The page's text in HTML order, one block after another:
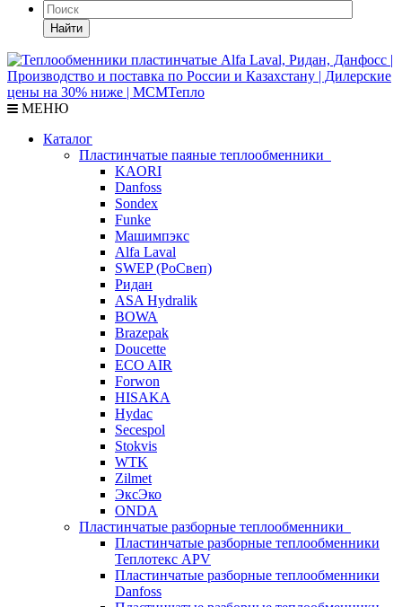
Найти
МЕНЮ
Каталог
Пластинчатые паяные теплообменники
KAORI
Danfoss
Sondex
Funke
Машимпэкс
Alfa Laval
SWEP (РоСвеп)
Ридан
ASA Hydralik
BOWA
Brazepak
Doucette
ECO AIR
Forwon
HISAKA
Hydac
Secespol
Stokvis
WTK
Zilmet
ЭксЭко
ONDA
Пластинчатые разборные теплообменники
Пластинчатые разборные теплообменники
Теплотекс APV
Пластинчатые разборные теплообменники
Danfoss